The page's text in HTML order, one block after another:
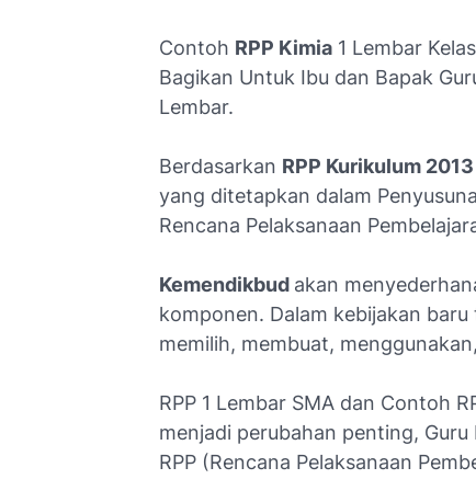
Contoh RPP Kimia 1 Lembar
Bagikan Untuk Ibu dan Bapak
Lembar.
Berdasarkan RPP Kurikulum 2013
yang ditetapkan dalam
Rencana Pelaksanaan
Kemendikbud akan
komponen. Dalam kebijakan
memilih, membuat,
RPP 1 Lembar SMA dan Contoh
menjadi perubahan penting,
RPP (Rencana Pelaksanaan